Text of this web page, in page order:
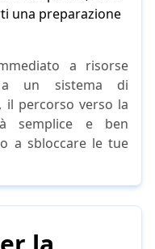
una preparazione
a risorse
un sistema di
il percorso verso la
semplice e ben
a sbloccare le tue